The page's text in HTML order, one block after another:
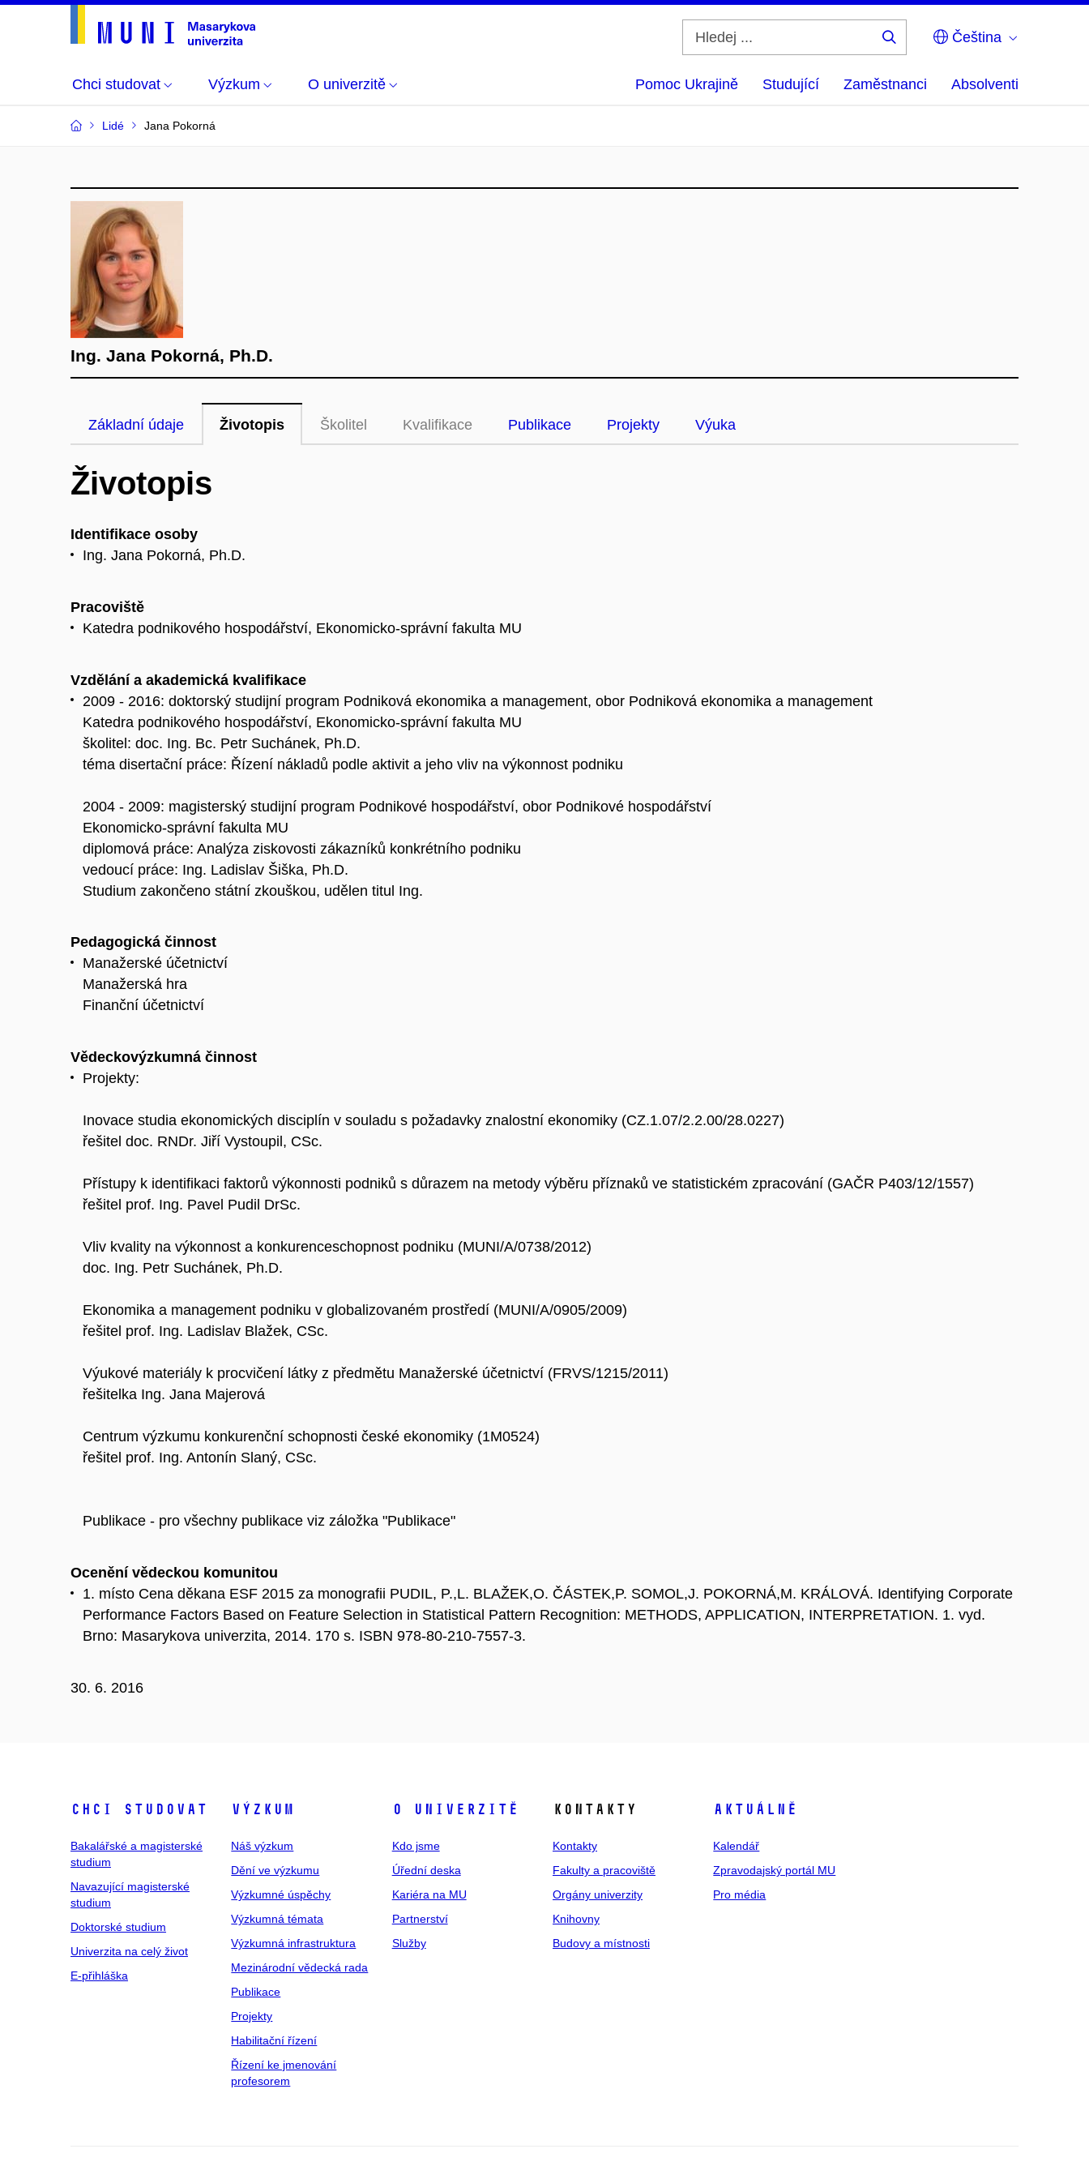
Čeština
Chci studovat Výzkum O univerzitě Pomoc Ukrajině Studující Zaměstnanci Absolventi
Lidé Jana Pokorná
Ing. Jana Pokorná, Ph.D.
Základní údaje Životopis Školitel Kvalifikace Publikace Projekty Výuka
Životopis
Identifikace osoby
Ing. Jana Pokorná, Ph.D.
Pracoviště
Katedra podnikového hospodářství, Ekonomicko-správní fakulta MU
Vzdělání a akademická kvalifikace
2009 - 2016: doktorský studijní program Podniková ekonomika a management, obor Podniková ekonomika a management
Katedra podnikového hospodářství, Ekonomicko-správní fakulta MU
školitel: doc. Ing. Bc. Petr Suchánek, Ph.D.
téma disertační práce: Řízení nákladů podle aktivit a jeho vliv na výkonnost podniku
2004 - 2009: magisterský studijní program Podnikové hospodářství, obor Podnikové hospodářství
Ekonomicko-správní fakulta MU
diplomová práce: Analýza ziskovosti zákazníků konkrétního podniku
vedoucí práce: Ing. Ladislav Šiška, Ph.D.
Studium zakončeno státní zkouškou, udělen titul Ing.
Pedagogická činnost
Manažerské účetnictví
Manažerská hra
Finanční účetnictví
Vědeckovýzkumná činnost
Projekty:
Inovace studia ekonomických disciplín v souladu s požadavky znalostní ekonomiky (CZ.1.07/2.2.00/28.0227)
řešitel doc. RNDr. Jiří Vystoupil, CSc.
Přístupy k identifikaci faktorů výkonnosti podniků s důrazem na metody výběru příznaků ve statistickém zpracování (GAČR P403/12/1557)
řešitel prof. Ing. Pavel Pudil DrSc.
Vliv kvality na výkonnost a konkurenceschopnost podniku (MUNI/A/0738/2012)
doc. Ing. Petr Suchánek, Ph.D.
Ekonomika a management podniku v globalizovaném prostředí (MUNI/A/0905/2009)
řešitel prof. Ing. Ladislav Blažek, CSc.
Výukové materiály k procvičení látky z předmětu Manažerské účetnictví (FRVS/1215/2011)
řešitelka Ing. Jana Majerová
Centrum výzkumu konkurenční schopnosti české ekonomiky (1M0524)
řešitel prof. Ing. Antonín Slaný, CSc.
Publikace - pro všechny publikace viz záložka "Publikace"
Ocenění vědeckou komunitou
1. místo Cena děkana ESF 2015 za monografii PUDIL, P.,L. BLAŽEK,O. ČÁSTEK,P. SOMOL,J. POKORNÁ,M. KRÁLOVÁ. Identifying Corporate
Performance Factors Based on Feature Selection in Statistical Pattern Recognition: METHODS, APPLICATION, INTERPRETATION. 1. vyd.
Brno: Masarykova univerzita, 2014. 170 s. ISBN 978-80-210-7557-3.
30. 6. 2016
Chci studovat
Bakalářské a magisterské
studium
Navazující magisterské
studium
Doktorské studium
Univerzita na celý život
E-přihláška
Výzkum
Náš výzkum
Dění ve výzkumu
Výzkumné úspěchy
Výzkumná témata
Výzkumná infrastruktura
Mezinárodní vědecká rada
Publikace
Projekty
Habilitační řízení
Řízení ke jmenování
profesorem
O univerzitě
Kdo jsme
Úřední deska
Kariéra na MU
Partnerství
Služby
Kontakty
Kontakty
Fakulty a pracoviště
Orgány univerzity
Knihovny
Budovy a místnosti
Aktuálně
Kalendář
Zpravodajský portál MU
Pro média